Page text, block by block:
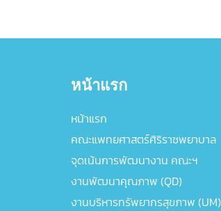
หน้าแรก
หน้าแรก
คณะแพทยศาสตร์ศิริราชพยาบาล
จุดเน้นการพัฒนางาน คณะฯ
งานพัฒนาคุณภาพ (QD)
งานบริหารทรัพยากรสุขภาพ (UM)